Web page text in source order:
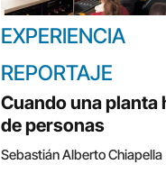
EXPERIENCIA
REPORTAJE
Cuando una planta
de personas
Sebastián Alberto Chiapella